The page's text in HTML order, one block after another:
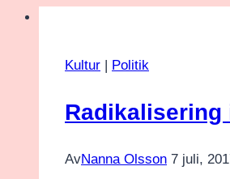
Kultur Politik
AvNanna Olsson 7 juli,